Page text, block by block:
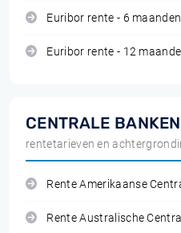
Euribor rente - 6 maanden
Euribor rente - 12
CENTRALE BANKEN
rentetarieven en
Rente Amerikaanse
Rente Australische